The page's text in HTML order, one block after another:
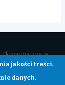
Ekonomiczny w
12 293 56 16
zapisywane
jakości treści.
danych.